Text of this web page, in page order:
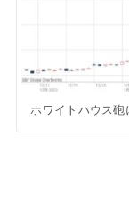
ホワイトハウス砲